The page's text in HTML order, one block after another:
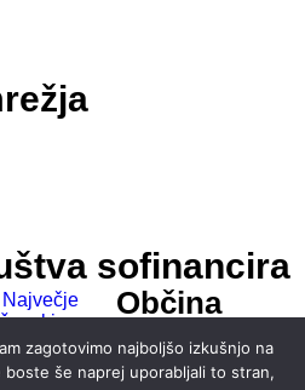
sofinancira
Občina
Litija
zagotovimo najboljšo izkušnjo na
še naprej uporabljali to stran,